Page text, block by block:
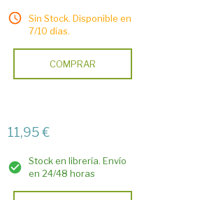
Sin Stock. Disponible en
7/10 días.
COMPRAR
11,95 €
Stock en librería. Envío
en 24/48 horas